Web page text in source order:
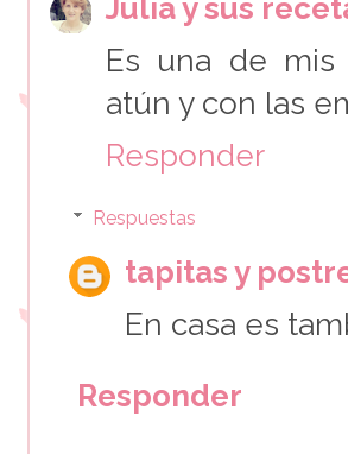
Julia y sus
Es una de mis
atún y con las
Responder
Respuestas
tapitas y
En casa es
Responder